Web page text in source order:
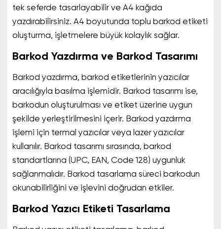
tek seferde tasarlayabilir ve A4 kağıda
yazdırabilirsiniz. A4 boyutunda toplu barkod etiketi
oluşturma, işletmelere büyük kolaylık sağlar.
Barkod Yazdırma ve Barkod Tasarımı
Barkod yazdırma, barkod etiketlerinin yazıcılar
aracılığıyla basılma işlemidir. Barkod tasarımı ise,
barkodun oluşturulması ve etiket üzerine uygun
şekilde yerleştirilmesini içerir. Barkod yazdırma
işlemi için termal yazıcılar veya lazer yazıcılar
kullanılır. Barkod tasarımı sırasında, barkod
standartlarına (UPC, EAN, Code 128) uygunluk
sağlanmalıdır. Barkod tasarlama süreci barkodun
okunabilirliğini ve işlevini doğrudan etkiler.
Barkod Yazıcı Etiketi Tasarlama